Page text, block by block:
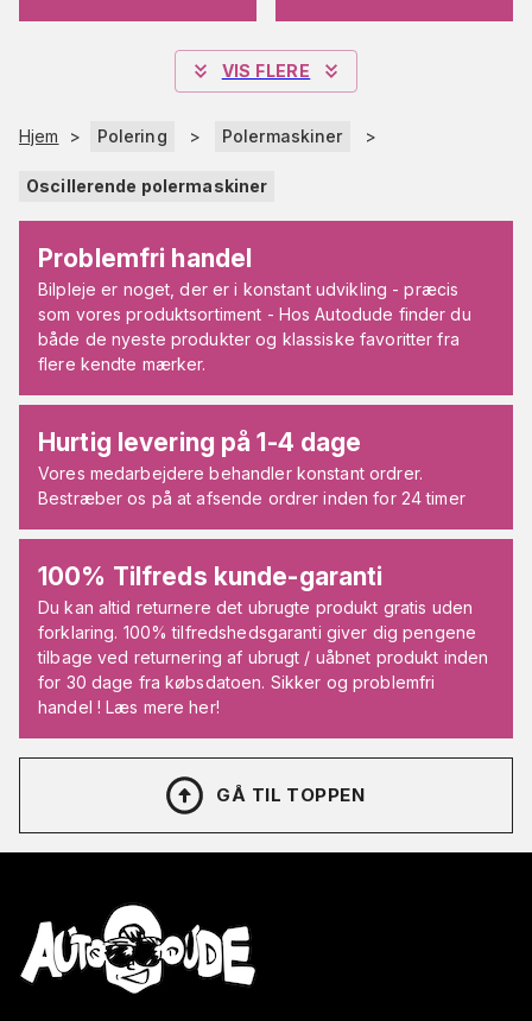
VIS FLERE
Hjem > Polering > Polermaskiner >
Oscillerende polermaskiner
Problemfri handel
Bilpleje er noget, der er i konstant udvikling - præcis
som vores produktsortiment - Hos Autodude finder du
både de nyeste produkter og klassiske favoritter fra
flere kendte mærker.
Hurtig levering på 1-4 dage
Vores medarbejdere behandler konstant ordrer.
Bestræber os på at afsende ordrer inden for 24 timer
100% Tilfreds kunde-garanti
Du kan altid returnere det ubrugte produkt gratis uden
forklaring. 100% tilfredshedsgaranti giver dig pengene
tilbage ved returnering af ubrugt / uåbnet produkt inden
for 30 dage fra købsdatoen. Sikker og problemfri
handel ! Læs mere her!
GÅ TIL TOPPEN